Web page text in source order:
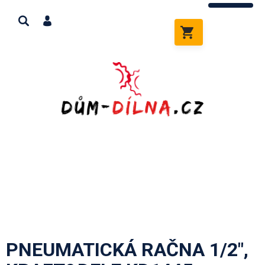
obsah
KOŠÍK
PNEUMATICKÁ RAČNA 1/2",